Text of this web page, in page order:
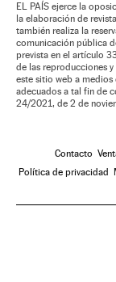
EL PAÍS ejerce la
la elaboración de
también realiza la
comunicación pública
prevista en el artículo
de las reproducciones
este sitio web a
adecuados a tal fin de
24/2021, de 2 de
Contacto
Política de privacidad